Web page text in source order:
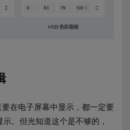
在电子屏幕中显示，都一定要
示。但光知道这个是不够的，